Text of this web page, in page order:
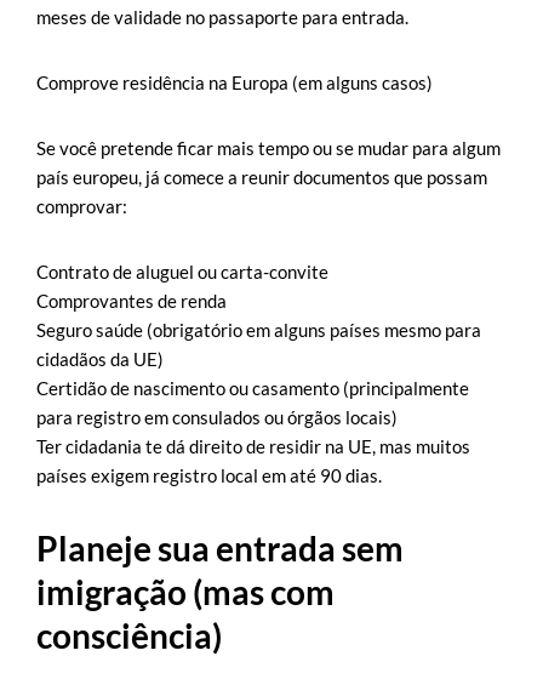
meses de validade no passaporte para entrada.
Comprove residência na Europa (em alguns casos)
Se você pretende ficar mais tempo ou se mudar para algum
país europeu, já comece a reunir documentos que possam
comprovar:
Contrato de aluguel ou carta-convite
Comprovantes de renda
Seguro saúde (obrigatório em alguns países mesmo para
cidadãos da UE)
Certidão de nascimento ou casamento (principalmente
para registro em consulados ou órgãos locais)
Ter cidadania te dá direito de residir na UE, mas muitos
países exigem registro local em até 90 dias.
Planeje sua entrada sem
imigração (mas com
consciência)